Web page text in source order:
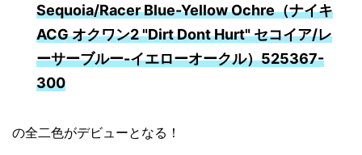
Sequoia/Racer Blue-Yellow Ochre（ナイキ
ACG オクワン2 "Dirt Dont Hurt" セコイア/レ
ーサーブルー-イエローオークル）525367-
300
の全二色がデビューとなる！